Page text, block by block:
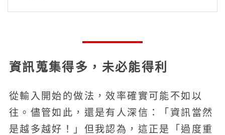
資訊蒐集得多，未必能得利
從輸入開始的做法，效率確實可能不如以
往。儘管如此，還是有人深信：「資訊當然
是越多越好！」但我認為，這正是「過度重